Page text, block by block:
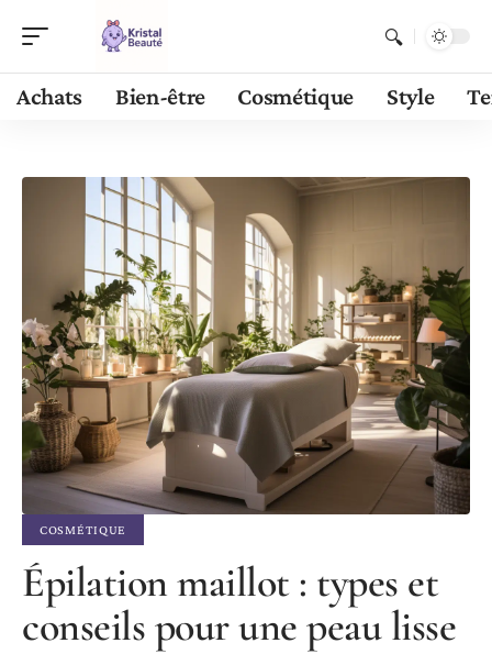
Achats Bien-être Cosmétique Style
COSMÉTIQUE
Épilation maillot : types et
conseils pour une peau lisse